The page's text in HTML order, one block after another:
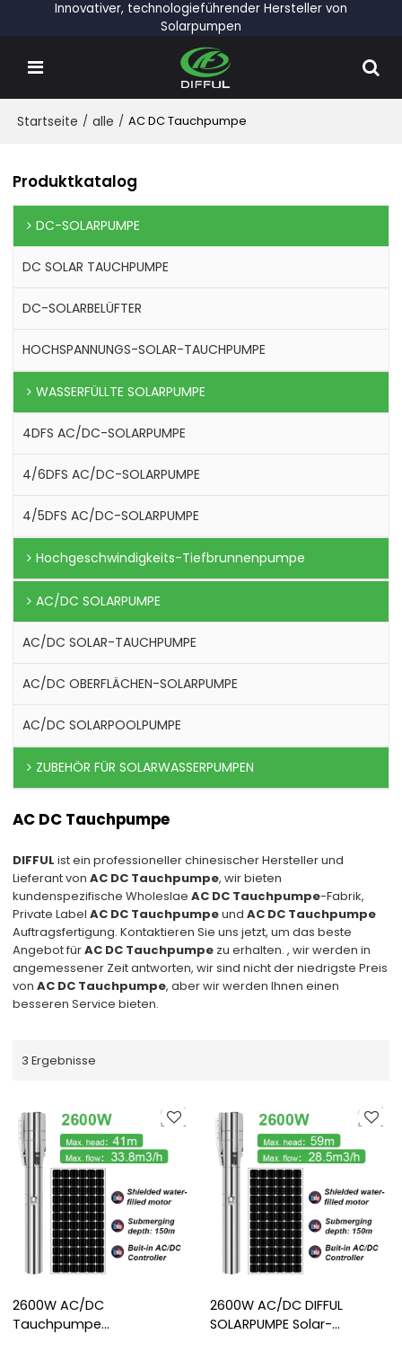
Innovativer, technologieführender Hersteller von
Solarpumpen
Startseite / alle / AC DC Tauchpumpe
Produktkatalog
DC-SOLARPUMPE
DC SOLAR TAUCHPUMPE
DC-SOLARBELÜFTER
HOCHSPANNUNGS-SOLAR-TAUCHPUMPE
WASSERFÜLLTE SOLARPUMPE
4DFS AC/DC-SOLARPUMPE
4/6DFS AC/DC-SOLARPUMPE
4/5DFS AC/DC-SOLARPUMPE
Hochgeschwindigkeits-Tiefbrunnenpumpe
AC/DC SOLARPUMPE
AC/DC SOLAR-TAUCHPUMPE
AC/DC OBERFLÄCHEN-SOLARPUMPE
AC/DC SOLARPOOLPUMPE
ZUBEHÖR FÜR SOLARWASSERPUMPEN
AC DC Tauchpumpe
DIFFUL ist ein professioneller chinesischer Hersteller und
Lieferant vonAC DC Tauchpumpe, wir bieten
kundenspezifische WholeslaeAC DC Tauchpumpe-Fabrik,
Private LabelAC DC TauchpumpeundAC DC Tauchpumpe
Auftragsfertigung. Kontaktieren Sie uns jetzt, um das beste
Angebot fürAC DC Tauchpumpe zu erhalten. , wir werden in
angemessener Zeit antworten, wir sind nicht der niedrigste Preis
vonAC DC Tauchpumpe, aber wir werden Ihnen einen
besseren Service bieten.
3 Ergebnisse
2600W AC/DC
Tauchpumpe
2600W AC/DC DIFFUL
SOLARPUMPE Solar-